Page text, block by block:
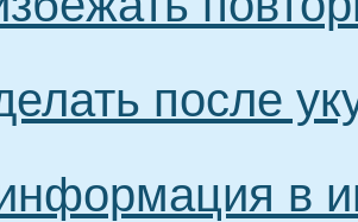
после
в